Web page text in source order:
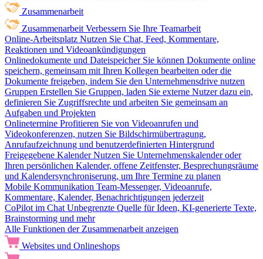
Zusammenarbeit
Zusammenarbeit Verbessern Sie Ihre Teamarbeit
Online-Arbeitsplatz Nutzen Sie Chat, Feed, Kommentare,
Reaktionen und Videoankündigungen
Onlinedokumente und Dateispeicher Sie können Dokumente online
speichern, gemeinsam mit Ihren Kollegen bearbeiten oder die
Dokumente freigeben, indem Sie den Unternehmensdrive nutzen
Gruppen Erstellen Sie Gruppen, laden Sie externe Nutzer dazu ein,
definieren Sie Zugriffsrechte und arbeiten Sie gemeinsam an
Aufgaben und Projekten
Onlinetermine Profitieren Sie von Videoanrufen und
Videokonferenzen, nutzen Sie Bildschirmübertragung,
Anrufaufzeichnung und benutzerdefinierten Hintergrund
Freigegebene Kalender Nutzen Sie Unternehmenskalender oder
Ihren persönlichen Kalender, offene Zeitfenster, Besprechungsräume
und Kalendersynchroniserung, um Ihre Termine zu planen
Mobile Kommunikation Team-Messenger, Videoanrufe,
Kommentare, Kalender, Benachrichtigungen jederzeit
CoPilot im Chat Unbegrenzte Quelle für Ideen, KI-generierte Texte,
Brainstorming und mehr
Alle Funktionen der Zusammenarbeit anzeigen
Websites und Onlineshops